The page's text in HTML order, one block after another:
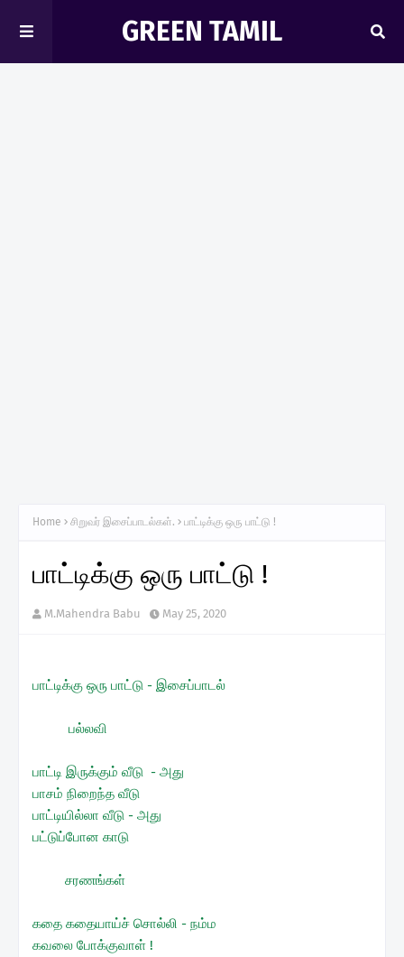
GREEN TAMIL
Home சிறுவர் இசைப்பாடல்கள். பாட்டிக்கு ஒரு பாட்டு !
பாட்டிக்கு ஒரு பாட்டு !
M.Mahendra Babu May 25, 2020
பாட்டிக்கு ஒரு பாட்டு - இசைப்பாடல்
பல்லவி
பாட்டி இருக்கும் வீடு - அது
பாசம் நிறைந்த வீடு
பாட்டியில்லா வீடு - அது
பட்டுப்போன காடு
சரணங்கள்
கதை கதையாய்ச் சொல்லி - நம்ம
கவலை போக்குவாள் !